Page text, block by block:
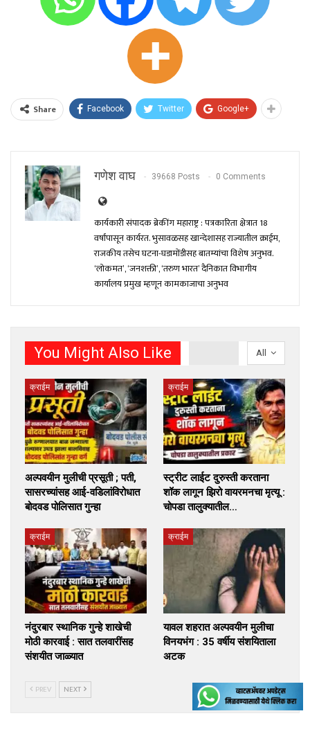
Share Facebook Twitter Google+
गणेश वाघ 39668 Posts 0 Comments
कार्यकारी संपादक ब्रेकींग महाराष्ट्र : पत्रकारिता क्षेत्रात 18
वर्षांपासून कार्यरत. भुसावळसह खान्देशासह राज्यातील क्राईम,
राजकीय तसेच घटना-घडामोंडीसह बातम्यांचा विशेष अनुभव.
‘लोकमत’, ‘जनशक्ती’, ‘तरुण भारत’ दैनिकात विभागीय
कार्यालय प्रमुख म्हणून कामकाजाचा अनुभव
All
You Might Also Like
क्राईम
अल्पवयीन मुलीची प्रसूती ; पती,
सासरच्यांसह आई-वडिलांविरोधात
बोदवड पोलिसात गुन्हा
क्राईम
स्ट्रीट लाईट दुरुस्ती करताना
शॉक लागून झिरो वायरमनचा मृत्यू :
चोपडा तालुक्यातील…
क्राईम
नंदुरबार स्थानिक गुन्हे शाखेची
मोठी कारवाई : सात तलवारींसह
संशयीत जाळ्यात
क्राईम
यावल शहरात अल्पवयीन मुलीचा
विनयभंग : 35 वर्षीय संशयिताला
अटक
PREV NEXT